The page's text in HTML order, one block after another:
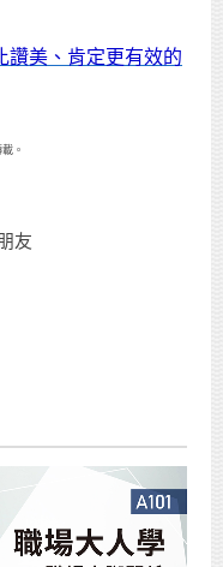
讚美、肯定更有效的
。
友